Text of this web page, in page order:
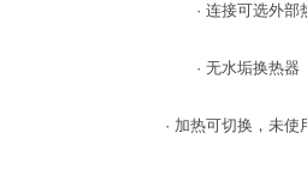
· 连接可选外部
· 无水垢换热器
· 加热可切换，未